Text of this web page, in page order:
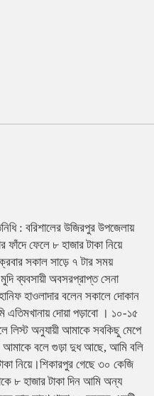
: বরিশালের উজিরপুর উপজেলায়
ফাঁদে ফেলে ৮ হাজার টাকা নিয়ে
সকাল সাড়ে ৭ টার সময়
ব্যবসায়ী অবসরপ্রাপ্ত সেনা
হাওলাদার বলেন সকালে দোকান
দোয়া পড়াবো । ১০-১৫
লিস্ট অনুযায়ী আমাকে সবকিছু মেপে
আমাকে বলে গুড়া দুধ আছে, আমি বলি
নিয়ে।শিকারপুর গেছে ৩০ কেজি
৮ হাজার টাকা দিন আমি অন্য